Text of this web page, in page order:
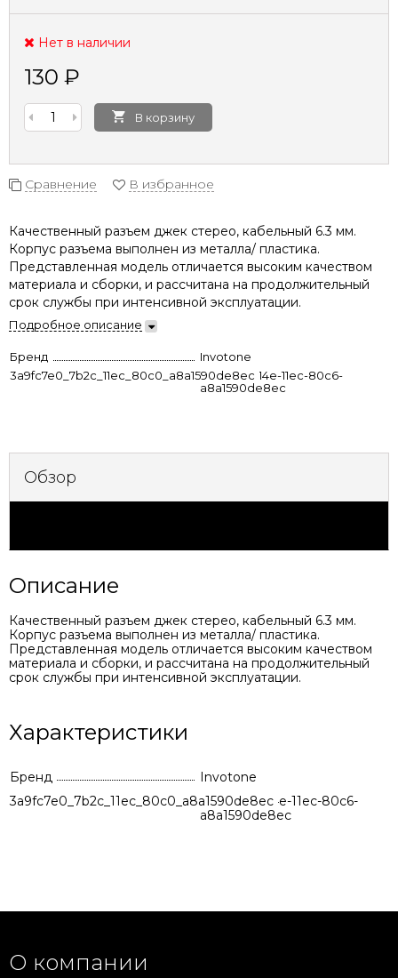
Нет в наличии
130 ₽
В корзину
Сравнение В избранное
Качественный разъем джек стерео, кабельный 6.3 мм.
Корпус разъема выполнен из металла/ пластика.
Представленная модель отличается высоким качеством
материала и сборки, и рассчитана на продолжительный
срок службы при интенсивной эксплуатации.
Подробное описание
Бренд
Invotone
3a9fc7e0_7b2c_11ec_80c0_a8a1590de8ecf6b15841-914e-11ec-80c6-
a8a1590de8ec
Обзор
Описание
Качественный разъем джек стерео, кабельный 6.3 мм.
Корпус разъема выполнен из металла/ пластика.
Представленная модель отличается высоким качеством
материала и сборки, и рассчитана на продолжительный
срок службы при интенсивной эксплуатации.
Характеристики
Бренд
Invotone
3a9fc7e0_7b2c_11ec_80c0_a8a1590de8ecf6b15841-914e-11ec-80c6-
a8a1590de8ec
О компании